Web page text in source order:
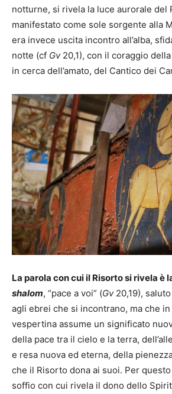
notturne, si rivela la luce aurorale del
manifestato come sole sorgente alla
era invece uscita incontro all’alba,
notte (cf Gv20,1), con il coraggio
in cerca dell’amato, del Cantico dei
La parola con cui il Risorto si rivela è
shalom, “pace a voi” (Gv20,19),
agli ebrei che si incontrano, ma che
vespertina assume un significato
della pace tra il cielo e la terra,
e resa nuova ed eterna, della
che il Risorto dona ai suoi. Per
soffio con cui rivela il dono dello